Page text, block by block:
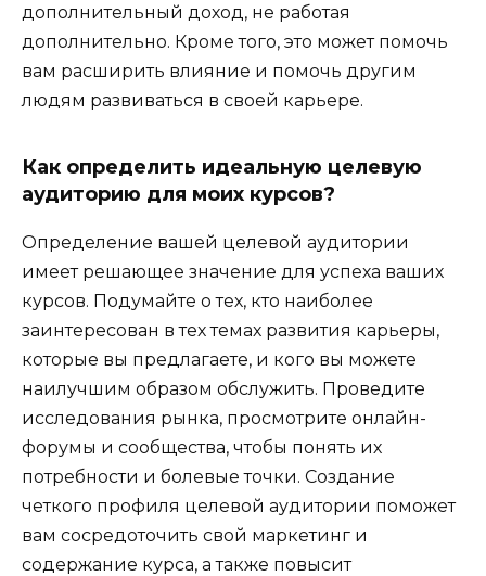
дополнительный доход, не работая
дополнительно. Кроме того, это может помочь
вам расширить влияние и помочь другим
людям развиваться в своей карьере.
Как определить идеальную целевую
аудиторию для моих курсов?
Определение вашей целевой аудитории
имеет решающее значение для успеха ваших
курсов. Подумайте о тех, кто наиболее
заинтересован в тех темах развития карьеры,
которые вы предлагаете, и кого вы можете
наилучшим образом обслужить. Проведите
исследования рынка, просмотрите онлайн-
форумы и сообщества, чтобы понять их
потребности и болевые точки. Создание
четкого профиля целевой аудитории поможет
вам сосредоточить свой маркетинг и
содержание курса, а также повысит